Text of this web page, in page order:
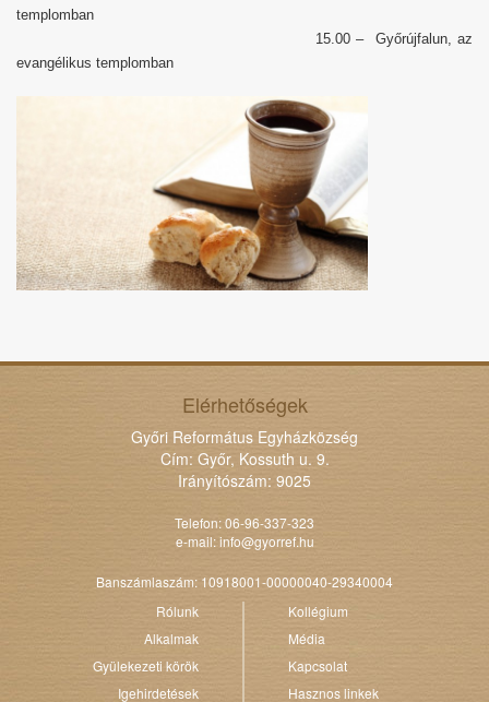
templomban
15.00 – Győrújfalun, az
evangélikus templomban
Elérhetőségek
Győri Református Egyházközség
Cím: Győr, Kossuth u. 9.
Irányítószám: 9025
Telefon: 06-96-337-323
e-mail:info@gyorref.hu
Banszámlaszám: 10918001-00000040-29340004
Rólunk
Alkalmak
Gyülekezeti körök
Igehirdetések
Kollégium
Média
Kapcsolat
Hasznos linkek